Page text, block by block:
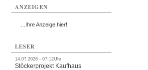
ANZEIGEN
...Ihre Anzeige hier!
LESER
14.07.2026 - 07:12Uhr
Stöckerprojekt Kaufhaus